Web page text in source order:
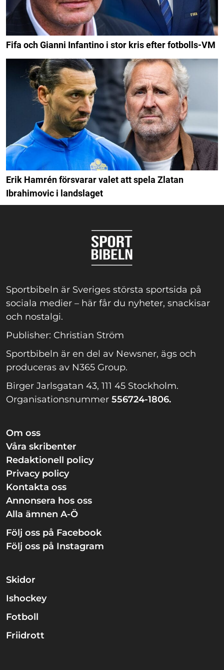
Fifa och Gianni Infantino i stor kris efter fotbolls-VM
Erik Hamrén försvarar valet att spela Zlatan
Ibrahimovic i landslaget
Sportbibeln är Sveriges största sportsida på
sociala medier – här får du nyheter, snackisar
och nostalgi.
Publisher: Christian Ström
Sportbibeln är en del av Newsner, ägs och
produceras av N365 Group.
Birger Jarlsgatan 43, 111 45 Stockholm.
Organisationsnummer 556724-1806.
Om oss
Våra skribenter
Redaktionell policy
Privacy policy
Kontakta oss
Annonsera hos oss
Alla ämnen A-Ö
Följ oss på Facebook
Följ oss på Instagram
Skidor
Ishockey
Fotboll
Friidrott